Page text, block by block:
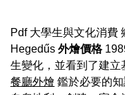
Pdf 大學生與文化消費
Hegedűs 外燴價格
生變化，並看到了建立
餐廳外燴 鑑於必要的